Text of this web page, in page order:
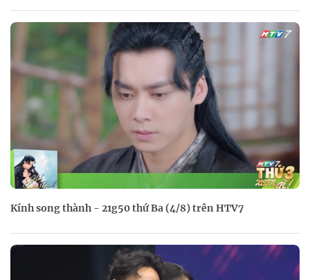
Kính song thành - 21g50 thứ Ba (4/8) trên HTV7